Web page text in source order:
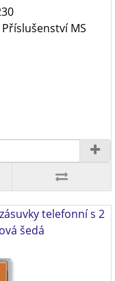
Příslušenství MS
telefonní s 2
šedá